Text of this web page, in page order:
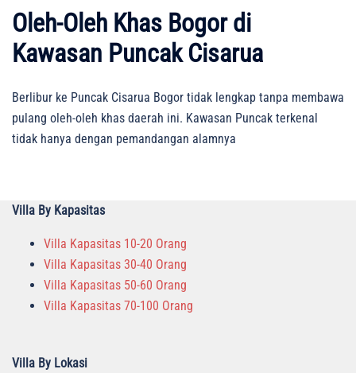
Oleh-Oleh Khas Bogor di
Kawasan Puncak Cisarua
Berlibur ke Puncak Cisarua Bogor tidak lengkap tanpa membawa
pulang oleh-oleh khas daerah ini. Kawasan Puncak terkenal
tidak hanya dengan pemandangan alamnya
Villa By Kapasitas
Villa Kapasitas 10-20 Orang
Villa Kapasitas 30-40 Orang
Villa Kapasitas 50-60 Orang
Villa Kapasitas 70-100 Orang
Villa By Lokasi